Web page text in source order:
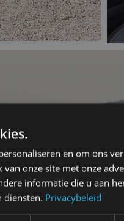
en om ons
onze site met onze
informatie die u aan
diensten. Privacybeleid